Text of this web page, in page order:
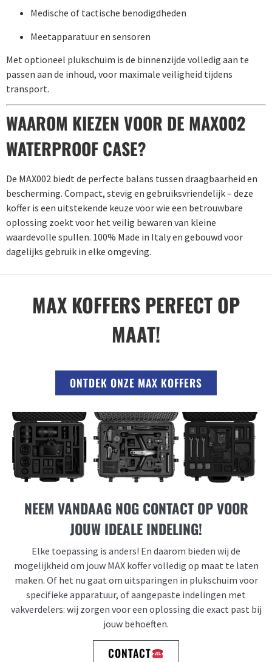
Medische of tactische benodigdheden
Meetapparatuur en sensoren
Met optioneel plukschuim is de binnenzijde volledig aan te
passen aan de inhoud, voor maximale veiligheid tijdens
transport.
WAAROM KIEZEN VOOR DE MAX002
WATERPROOF CASE?
De MAX002 biedt de perfecte balans tussen draagbaarheid en
bescherming. Compact, stevig en gebruiksvriendelijk – deze
koffer is een uitstekende keuze voor wie een betrouwbare
oplossing zoekt voor het veilig bewaren van kleine
waardevolle spullen. 100% Made in Italy en gebouwd voor
dagelijks gebruik in elke omgeving.
MAX KOFFERS PERFECT OP
MAAT!
ONTDEK ONZE MAX KOFFERS
NEEM VANDAAG NOG CONTACT OP VOOR
JOUW IDEALE INDELING!
Elke toepassing is anders! En daarom bieden wij de
mogelijkheid om jouw MAX koffer volledig op maat te laten
maken. Of het nu gaat om uitsparingen in plukschuim voor
specifieke apparatuur, of aangepaste indelingen met
vakverdelers: wij zorgen voor een oplossing die exact past bij
jouw behoeften.
CONTACT